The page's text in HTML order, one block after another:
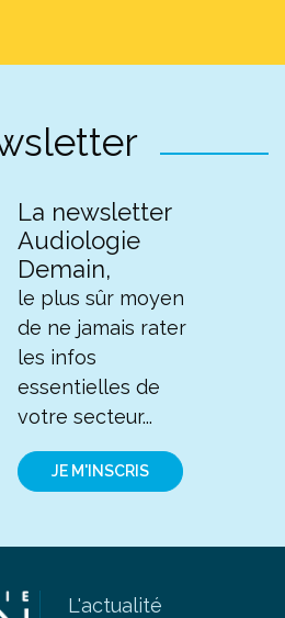
La newsletter
Audiologie
Demain,
le plus sûr moyen
de ne jamais rater
les infos
essentielles de
votre secteur...
JE M'INSCRIS
L'actualité